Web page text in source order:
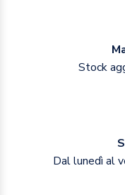
Stock
Dal lunedì al